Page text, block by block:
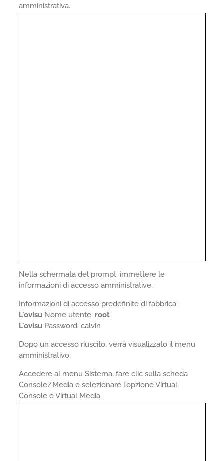
amministrativa.
Nella schermata del prompt, immettere le
informazioni di accesso amministrative.
Informazioni di accesso predefinite di fabbrica:
L'ovisu Nome utente: root
L'ovisu Password: calvin
Dopo un accesso riuscito, verrà visualizzato il menu
amministrativo.
Accedere al menu Sistema, fare clic sulla scheda
Console/Media e selezionare l'opzione Virtual
Console e Virtual Media.